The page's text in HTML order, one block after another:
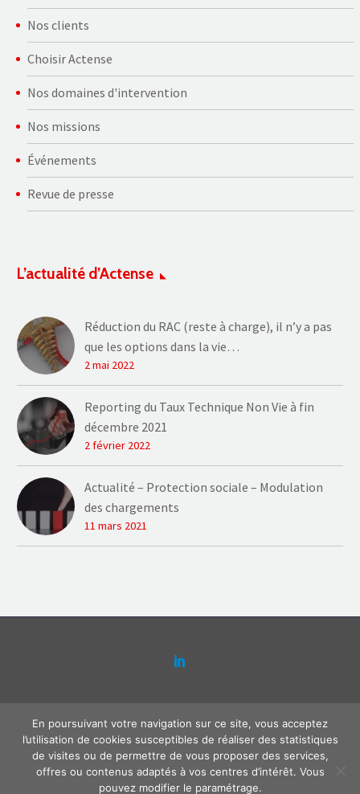
Nos clients
Choisir Actense
Nos domaines d'intervention
Nos missions
Événements
Revue de presse
L’actualité d’Actense
Réduction du RAC (reste à charge), il n’y a pas
que les options dans la vie…
2 mai 2022
Reporting du Taux Technique Non Vie à fin
décembre 2021
2 février 2022
Actualité – Protection sociale – Modulation
des chargements
11 mars 2021
Contact Plaquette Actense
Mentions légales
Politique de confidentialité
En poursuivant votre navigation sur ce site, vous acceptez
l’utilisation de cookies susceptibles de réaliser des statistiques
de visites ou de permettre de vous proposer des services,
offres ou contenus adaptés à vos centres d’intérêt. Vous
pouvez modifier le paramétrage.